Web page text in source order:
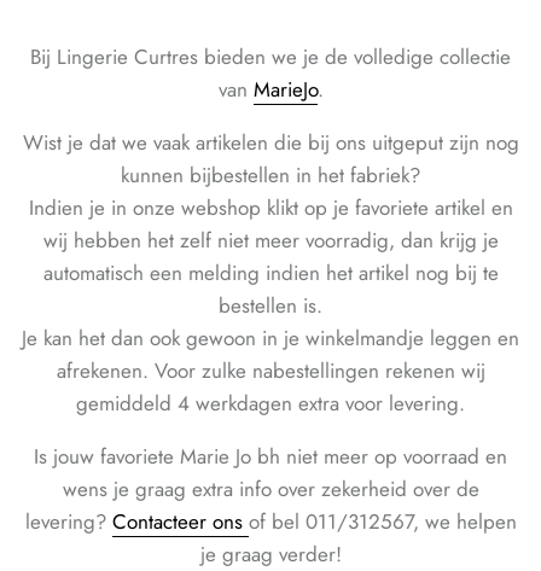
Bij Lingerie Curtres bieden we je de volledige collectie
van MarieJo.
Wist je dat we vaak artikelen die bij ons uitgeput zijn nog
kunnen bijbestellen in het fabriek?
Indien je in onze webshop klikt op je favoriete artikel en
wij hebben het zelf niet meer voorradig, dan krijg je
automatisch een melding indien het artikel nog bij te
bestellen is.
Je kan het dan ook gewoon in je winkelmandje leggen en
afrekenen. Voor zulke nabestellingen rekenen wij
gemiddeld 4 werkdagen extra voor levering.
Is jouw favoriete Marie Jo bh niet meer op voorraad en
wens je graag extra info over zekerheid over de
levering? Contacteer ons of bel 011/312567, we helpen
je graag verder!